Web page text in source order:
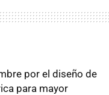
por el diseño de
para mayor